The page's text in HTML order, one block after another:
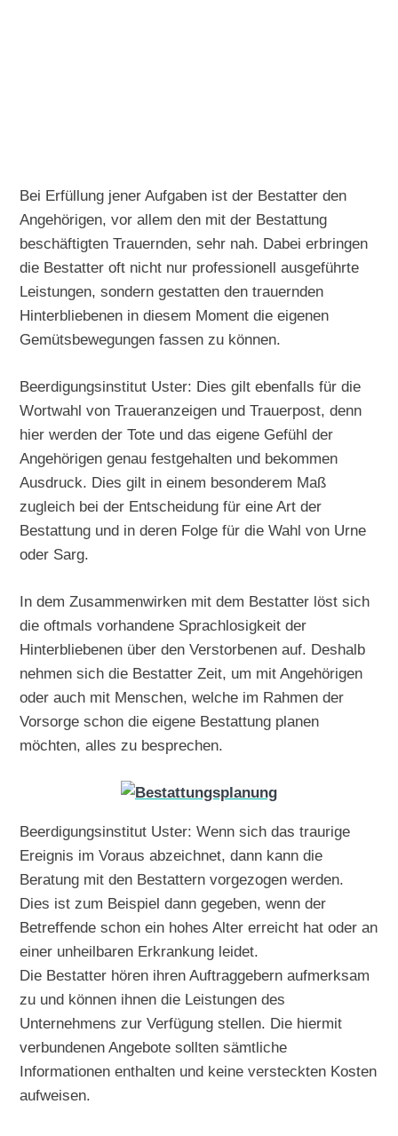
Bei Erfüllung jener Aufgaben ist der Bestatter den
Angehörigen, vor allem den mit der Bestattung
beschäftigten Trauernden, sehr nah. Dabei erbringen
die Bestatter oft nicht nur professionell ausgeführte
Leistungen, sondern gestatten den trauernden
Hinterbliebenen in diesem Moment die eigenen
Gemütsbewegungen fassen zu können.
Beerdigungsinstitut Uster: Dies gilt ebenfalls für die
Wortwahl von Traueranzeigen und Trauerpost, denn
hier werden der Tote und das eigene Gefühl der
Angehörigen genau festgehalten und bekommen
Ausdruck. Dies gilt in einem besonderem Maß
zugleich bei der Entscheidung für eine Art der
Bestattung und in deren Folge für die Wahl von Urne
oder Sarg.
In dem Zusammenwirken mit dem Bestatter löst sich
die oftmals vorhandene Sprachlosigkeit der
Hinterbliebenen über den Verstorbenen auf. Deshalb
nehmen sich die Bestatter Zeit, um mit Angehörigen
oder auch mit Menschen, welche im Rahmen der
Vorsorge schon die eigene Bestattung planen
möchten, alles zu besprechen.
Beerdigungsinstitut Uster: Wenn sich das traurige
Ereignis im Voraus abzeichnet, dann kann die
Beratung mit den Bestattern vorgezogen werden.
Dies ist zum Beispiel dann gegeben, wenn der
Betreffende schon ein hohes Alter erreicht hat oder an
einer unheilbaren Erkrankung leidet.
Die Bestatter hören ihren Auftraggebern aufmerksam
zu und können ihnen die Leistungen des
Unternehmens zur Verfügung stellen. Die hiermit
verbundenen Angebote sollten sämtliche
Informationen enthalten und keine versteckten Kosten
aufweisen.